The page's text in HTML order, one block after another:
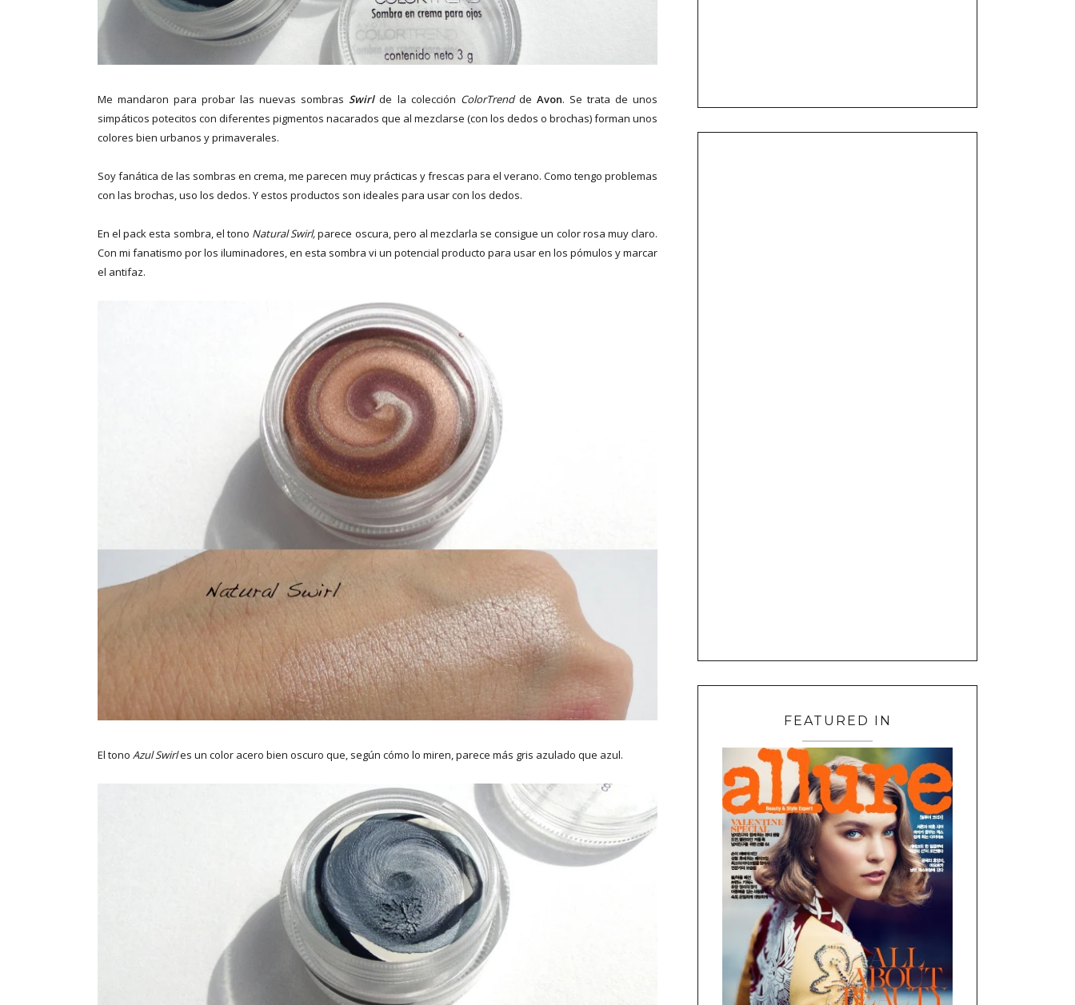
Me mandaron para probar las nuevas sombrasSwirlde la colección ColorTrendde Avon. Se trata de unos
simpáticos potecitos con diferentes pigmentos nacarados que al mezclarse (con los dedos o brochas) forman unos
colores bien urbanos y primaverales.
Soy fanática de las sombras en crema, me parecen muy prácticas y frescas para el verano. Como tengo problemas
con las brochas, uso los dedos. Y estos productos son ideales para usar con los dedos.
En el pack esta sombra, el tono Natural Swirl,parece oscura, pero al mezclarla se consigue un color rosa muy claro.
Con mi fanatismo por los iluminadores, en esta sombra vi un potencial producto para usar en los pómulos y marcar
el antifaz.
El tono Azul Swirles un color acero bien oscuro que, según cómo lo miren, parece más gris azulado que azul.
FEATURED IN